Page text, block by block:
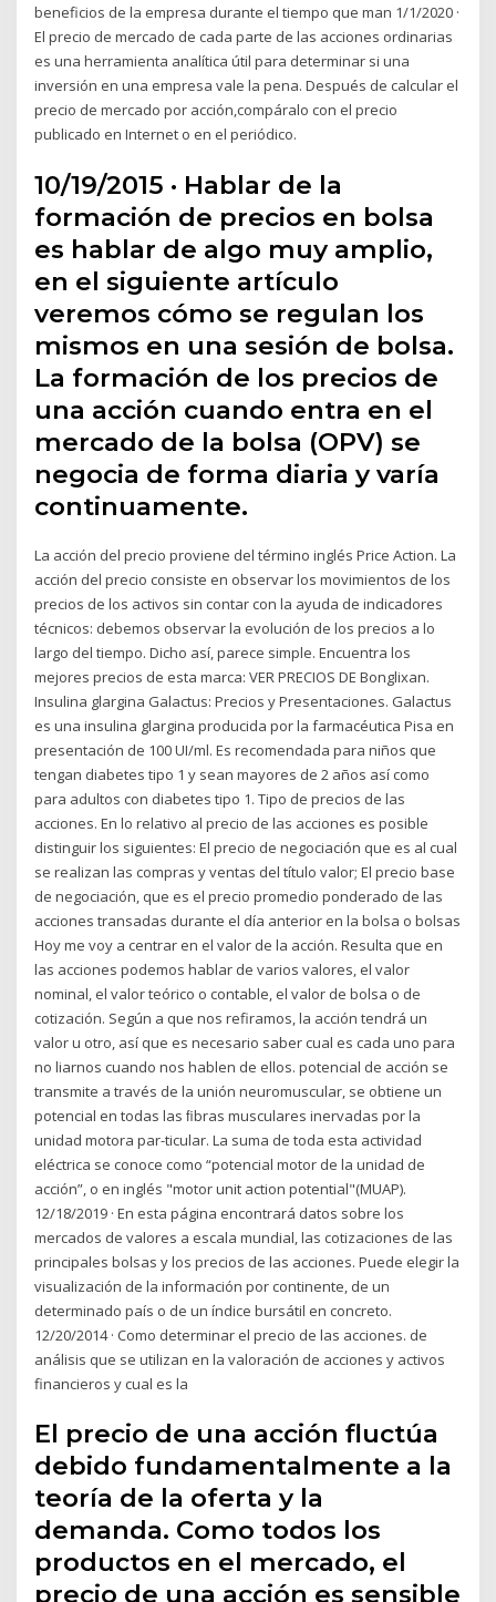
beneficios de la empresa durante el tiempo que man 1/1/2020 ·
El precio de mercado de cada parte de las acciones ordinarias
es una herramienta analítica útil para determinar si una
inversión en una empresa vale la pena. Después de calcular el
precio de mercado por acción,compáralo con el precio
publicado en Internet o en el periódico.
10/19/2015 · Hablar de la
formación de precios en bolsa
es hablar de algo muy amplio,
en el siguiente artículo
veremos cómo se regulan los
mismos en una sesión de bolsa.
La formación de los precios de
una acción cuando entra en el
mercado de la bolsa (OPV) se
negocia de forma diaria y varía
continuamente.
La acción del precio proviene del término inglés Price Action. La
acción del precio consiste en observar los movimientos de los
precios de los activos sin contar con la ayuda de indicadores
técnicos: debemos observar la evolución de los precios a lo
largo del tiempo. Dicho así, parece simple. Encuentra los
mejores precios de esta marca: VER PRECIOS DE Bonglixan.
Insulina glargina Galactus: Precios y Presentaciones. Galactus
es una insulina glargina producida por la farmacéutica Pisa en
presentación de 100 UI/ml. Es recomendada para niños que
tengan diabetes tipo 1 y sean mayores de 2 años así como
para adultos con diabetes tipo 1. Tipo de precios de las
acciones. En lo relativo al precio de las acciones es posible
distinguir los siguientes: El precio de negociación que es al cual
se realizan las compras y ventas del título valor; El precio base
de negociación, que es el precio promedio ponderado de las
acciones transadas durante el día anterior en la bolsa o bolsas
Hoy me voy a centrar en el valor de la acción. Resulta que en
las acciones podemos hablar de varios valores, el valor
nominal, el valor teórico o contable, el valor de bolsa o de
cotización. Según a que nos refiramos, la acción tendrá un
valor u otro, así que es necesario saber cual es cada uno para
no liarnos cuando nos hablen de ellos. potencial de acción se
transmite a través de la unión neuromuscular, se obtiene un
potencial en todas las ﬁbras musculares inervadas por la
unidad motora par-ticular. La suma de toda esta actividad
eléctrica se conoce como “potencial motor de la unidad de
acción”, o en inglés "motor unit action potential"(MUAP).
12/18/2019 · En esta página encontrará datos sobre los
mercados de valores a escala mundial, las cotizaciones de las
principales bolsas y los precios de las acciones. Puede elegir la
visualización de la información por continente, de un
determinado país o de un índice bursátil en concreto.
12/20/2014 · Como determinar el precio de las acciones. de
análisis que se utilizan en la valoración de acciones y activos
financieros y cual es la
El precio de una acción fluctúa
debido fundamentalmente a la
teoría de la oferta y la
demanda. Como todos los
productos en el mercado, el
precio de una acción es sensible